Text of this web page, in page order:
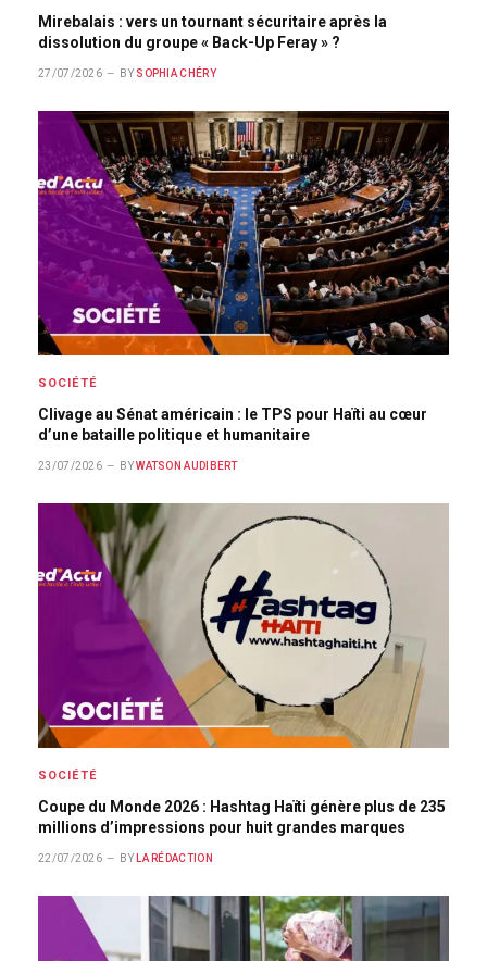
Mirebalais : vers un tournant sécuritaire après la
dissolution du groupe « Back-Up Feray » ?
27/07/2026 BY SOPHIA CHÉRY
SOCIÉTÉ
Clivage au Sénat américain : le TPS pour Haïti au cœur
d’une bataille politique et humanitaire
23/07/2026 BY WATSON AUDIBERT
SOCIÉTÉ
Coupe du Monde 2026 : Hashtag Haïti génère plus de 235
millions d’impressions pour huit grandes marques
22/07/2026 BY LA RÉDACTION